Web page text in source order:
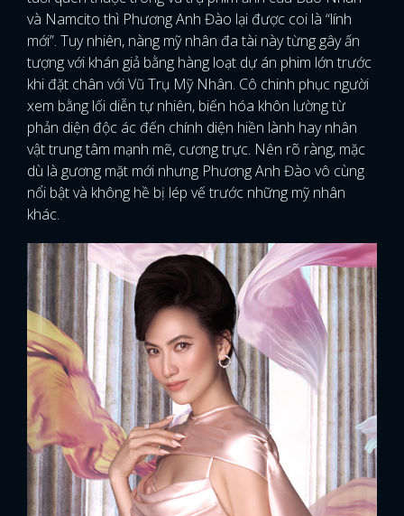
và Namcito thì Phương Anh Đào lại được coi là “lính
mới”. Tuy nhiên, nàng mỹ nhân đa tài này từng gây ấn
tượng với khán giả bằng hàng loạt dự án phim lớn trước
khi đặt chân với Vũ Trụ Mỹ Nhân. Cô chinh phục người
xem bằng lối diễn tự nhiên, biến hóa khôn lường từ
phản diện độc ác đến chính diện hiền lành hay nhân
vật trung tâm mạnh mẽ, cương trực. Nên rõ ràng, mặc
dù là gương mặt mới nhưng Phương Anh Đào vô cùng
nổi bật và không hề bị lép vế trước những mỹ nhân
khác.